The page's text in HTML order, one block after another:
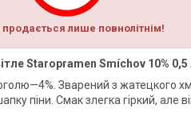
лише повнолітнім!
Staropramen Smíchov 10% 0,5
Зварений з жатецкого
піни. Смак злегка гіркий, але